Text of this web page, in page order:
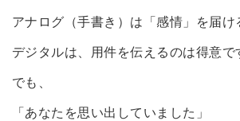
アナログ（手書き）は「感情」を届け
デジタルは、用件を伝えるのは得意で
でも、
「あなたを思い出していました」